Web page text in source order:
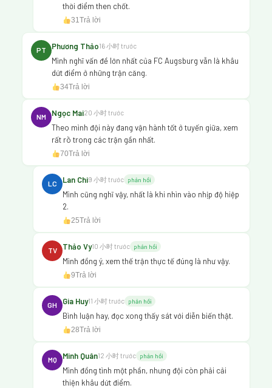
thời điểm then chốt.
31 Trả lời
PT Phương Thảo16 小时 trước
Mình nghĩ vấn đề lớn nhất của FC Augsburg vẫn là khâu
dứt điểm ở những trận căng.
34Trả lời
NM Ngọc Mai20 小时 trước
Theo mình đội này đang vận hành tốt ở tuyến giữa, xem
rất rõ trong các trận gần nhất.
70Trả lời
LC Lan Chi9 小时 trước phản hồi
Mình cũng nghĩ vậy, nhất là khi nhìn vào nhịp độ hiệp
2.
25Trả lời
TV Thảo Vy10 小时 trước phản hồi
Mình đồng ý, xem thế trận thực tế đúng là như vậy.
9Trả lời
GH Gia Huy11 小时 trước phản hồi
Bình luận hay, đọc xong thấy sát với diễn biến thật.
28Trả lời
MQ Minh Quân12 小时 trước phản hồi
Mình đồng tình một phần, nhưng đội còn phải cải
thiện khâu dứt điểm.